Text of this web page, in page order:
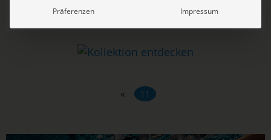
stets für Synchro Duett und Mannschaft vergeben.
Deutschen Schwimm-Verbandes e.V. (DSV) dabei...
« 11
Präferenzen Impressum